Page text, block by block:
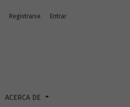
ACERCA DE
Registrarse Entrar